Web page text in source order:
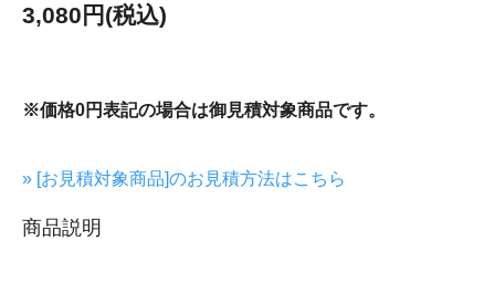
3,080円(税込)
※価格0円表記の場合は御見積対象商品です。
» [お見積対象商品]のお見積方法はこちら
商品説明